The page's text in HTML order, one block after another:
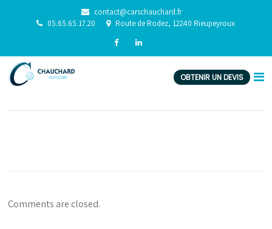
contact@carschauchard.fr
05.65.65.17.20
Route de Rodez, 12240 Rieupeyroux
OBTENIR UN DEVIS
1 décembre 2015
Comments are closed.